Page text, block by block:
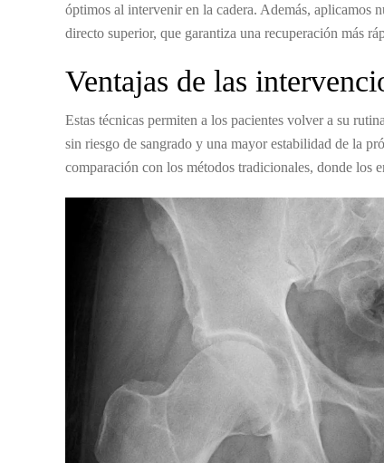
óptimos al intervenir en la cadera. Además, aplicamos
directo superior, que garantiza una recuperación más
Ventajas de las
Estas técnicas permiten a los pacientes volver a su
sin riesgo de sangrado y una mayor estabilidad de la
comparación con los métodos tradicionales, donde los